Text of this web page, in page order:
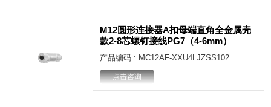
M12圆形连接器A扣母端直角全金属壳
款2-8芯螺钉接线PG7（4-6mm）
产品编码 : MC12AF-XXU4LJZSS102
点击咨询